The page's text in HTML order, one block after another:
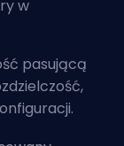
w
pasującą